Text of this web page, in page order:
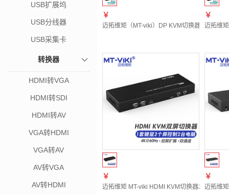
USB扩展坞
USB分线器
USB采集卡
转换器
HDMI转VGA
HDMI转SDI
HDMI转AV
VGA转HDMI
VGA转AV
AV转VGA
AV转HDMI
￥
迈拓维矩（MT-viki）DP KVM切换器二进一
￥
迈拓维
￥
迈拓维矩 MT-viki HDMI KVM切换器2口 显卡
￥
迈拓维